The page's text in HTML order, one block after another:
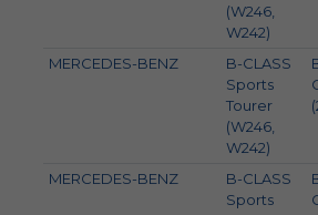
(W246,
W242)
MERCEDES-BENZ
B-CLASS
Sports
Tourer
(W246,
W242)
MERCEDES-BENZ
B-CLASS
Sports